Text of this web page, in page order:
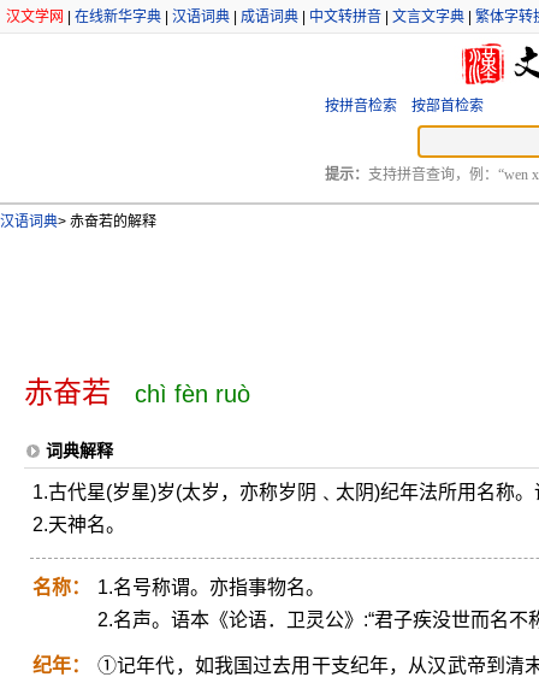
汉文学网 在线新华字典 汉语词典 成语词典 中文转拼音 文言文字典 繁体字转
按拼音检索 按部首检索
提示： 支持拼音查询，例：“wen
汉语词典> 赤奋若的解释
赤奋若 chì fèn ruò
词典解释
1.古代星(岁星)岁(太岁，亦称岁阴﹑太阴)纪年法所用名称
2.天神名。
名称：
1.名号称谓。亦指事物名。
2.名声。语本《论语．卫灵公》:“君子疾没世而名不
纪年：
①记年代，如我国过去用干支纪年，从汉武帝到清